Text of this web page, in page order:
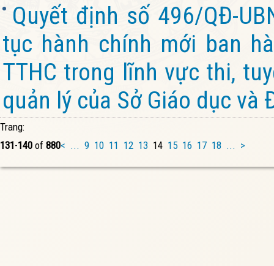
Quyết định số 496/QĐ-
tục hành chính mới ban
TTHC trong lĩnh vực thi,
quản lý của Sở Giáo dục
Trang:
131-140 of 880< ... 9 10 11 12 13 14 15 16 17 18 ... >